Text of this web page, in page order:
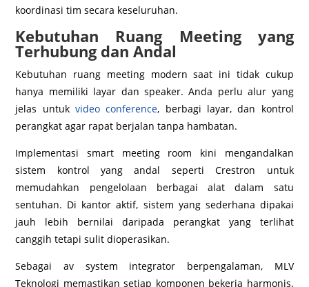
koordinasi tim secara keseluruhan.
Kebutuhan Ruang Meeting yang
Terhubung dan Andal
Kebutuhan ruang meeting modern saat ini tidak cukup
hanya memiliki layar dan speaker. Anda perlu alur yang
jelas untukvideo conference, berbagi layar, dan kontrol
perangkat agar rapat berjalan tanpa hambatan.
Implementasi smart meeting room kini mengandalkan
sistem kontrol yang andal seperti Crestron untuk
memudahkan pengelolaan berbagai alat dalam satu
sentuhan. Di kantor aktif, sistem yang sederhana dipakai
jauh lebih bernilai daripada perangkat yang terlihat
canggih tetapi sulit dioperasikan.
Sebagai av system integrator berpengalaman, MLV
Teknologi memastikan setiap komponen bekerja harmonis.